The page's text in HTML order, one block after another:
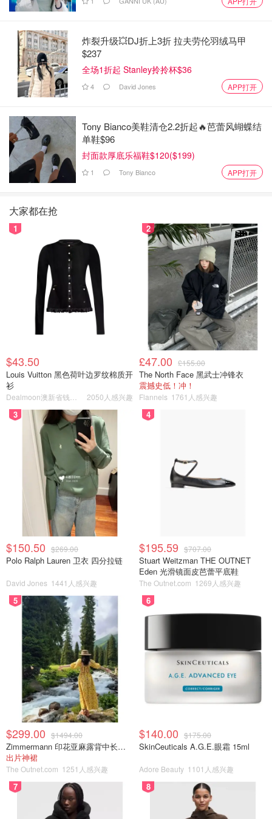
炸裂升级💥DJ折上3折 拉夫劳伦羽绒马甲
$237
全场1折起 Stanley拎拎杯$36
4 David Jones APP打开
Tony Bianco美鞋清仓2.2折起🔥芭蕾风蝴蝶结
单鞋$96
封面款厚底乐福鞋$120($199)
1 Tony Bianco APP打开
大家都在抢
1
$43.50
Louis Vuitton 黑色荷叶边罗纹棉质开
衫
2050人感兴趣
2
£47.00 £155.00
The North Face 黑武士冲锋衣
震撼史低！冲！
Flannels 1761人感兴趣
3
$150.50 $269.00
Polo Ralph Lauren 卫衣 四分拉链
David Jones 1441人感兴趣
4
$195.59 $707.00
Stuart Weitzman THE OUTNET
Eden 光滑镜面皮芭蕾平底鞋
The Outnet.com 1269人感兴趣
5
$299.00 $1494.00
Zimmermann 印花亚麻露背中长连衣裙
出片神裙
The Outnet.com 1251人感兴趣
6
$140.00 $175.00
SkinCeuticals A.G.E.眼霜 15ml
Adore Beauty 1101人感兴趣
7 8